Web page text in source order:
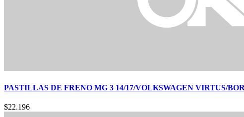
PASTILLAS DE FRENO MG 3 14/17/VOLKSWAGEN VIRTUS/
$22.196